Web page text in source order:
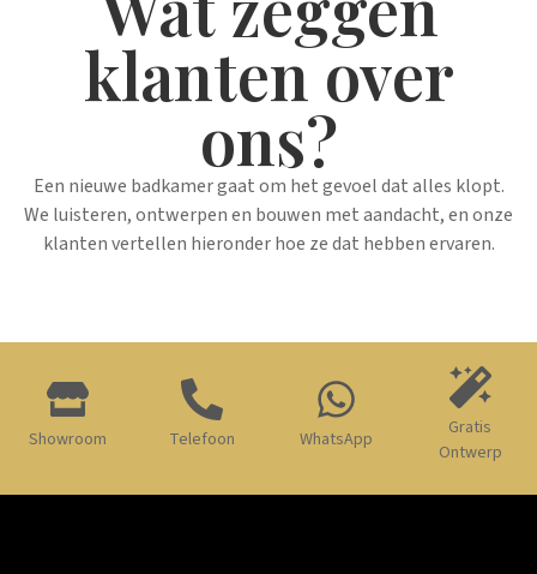
klanten over
ons?
Een nieuwe badkamer gaat om het gevoel dat alles klopt.
We luisteren, ontwerpen en bouwen met aandacht, en onze
klanten vertellen hieronder hoe ze dat hebben ervaren.
Showroom Telefoon WhatsApp
Gratis
Ontwerp